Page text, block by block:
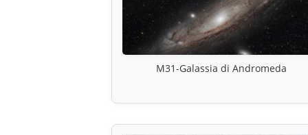
M31-Galassia di Andromeda